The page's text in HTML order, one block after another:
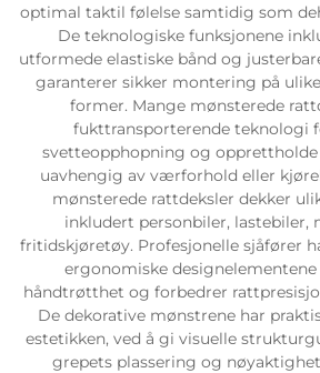
optimal taktil følelse samtidig som
De teknologiske funksjonene
utformede elastiske bånd og
garanterer sikker montering på
former. Mange mønsterede
fukttransporterende teknologi
svetteopphopning og
uavhengig av værforhold eller
mønsterede rattdeksler dekker
inkludert personbiler, lastebiler,
fritidskjøretøy. Profesjonelle sjåfører
ergonomiske
håndtrøtthet og forbedrer
De dekorative mønstrene har
estetikken, ved å gi visuelle
grepets plassering og